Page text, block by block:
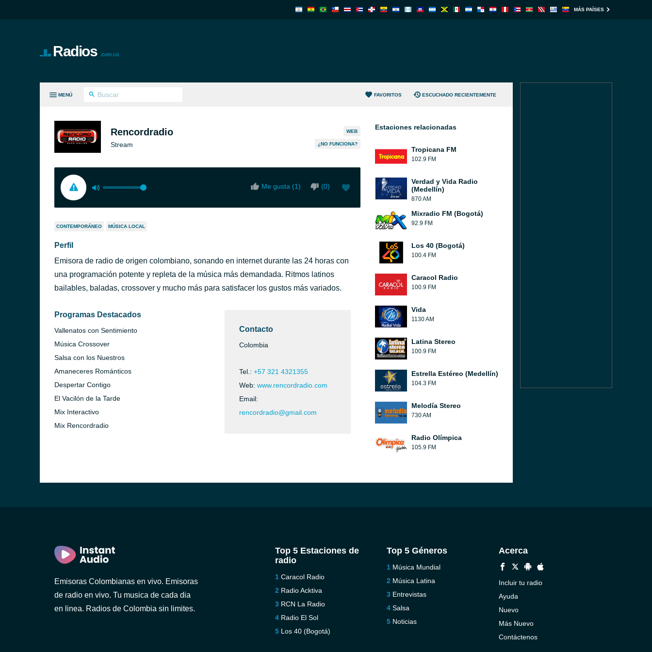
MÁS PAÍSES
Radios .com.co
MENÚ FAVORITOS ESCUCHADO RECIENTEMENTE
Rencordradio
Stream
WEB
¿NO FUNCIONA?
Me gusta (1) (0)
CONTEMPORÁNEO MÚSICA LOCAL
Perfil
Emisora de radio de origen colombiano, sonando en internet durante las 24 horas con
una programación potente y repleta de la música más demandada. Ritmos latinos
bailables, baladas, crossover y mucho más para satisfacer los gustos más variados.
Programas Destacados
Vallenatos con Sentimiento
Música Crossover
Salsa con los Nuestros
Amaneceres Románticos
Despertar Contigo
El Vacilón de la Tarde
Mix Interactivo
Mix Rencordradio
Contacto
Colombia
Tel.: +57 321 4321355
Web: www.rencordradio.com
Email:
rencordradio@gmail.com
Estaciones relacionadas
Tropicana FM
102.9 FM
Verdad y Vida Radio
(Medellín)
870 AM
Mixradio FM (Bogotá)
92.9 FM
Los 40 (Bogotá)
100.4 FM
Caracol Radio
100.9 FM
Vida
1130 AM
Latina Stereo
100.9 FM
Estrella Estéreo (Medellín)
104.3 FM
Melodía Stereo
730 AM
Radio Olímpica
105.9 FM
Emisoras Colombianas en vivo. Emisoras
de radio en vivo. Tu musica de cada dia
en linea. Radios de Colombia sin limites.
Top 5 Estaciones de
radio
Caracol Radio
Radio Acktiva
RCN La Radio
Radio El Sol
Los 40 (Bogotá)
Top 5 Géneros
Música Mundial
Música Latina
Entrevistas
Salsa
Noticias
Acerca
Incluir tu radio
Ayuda
Nuevo
Más Nuevo
Contáctenos